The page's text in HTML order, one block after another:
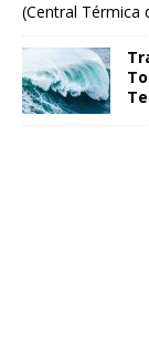
(Central Térmica